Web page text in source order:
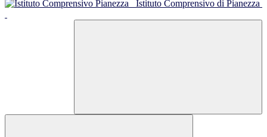
Istituto Comprensivo di Pianezza